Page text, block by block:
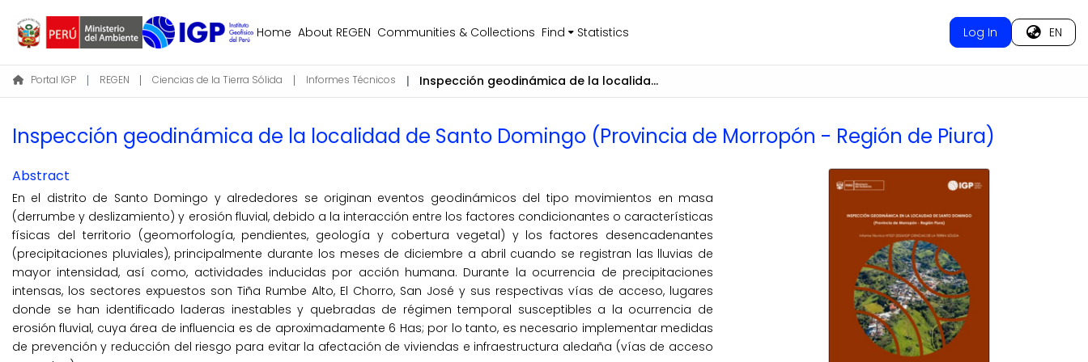
Home About REGEN Communities & Collections Find Statistics Log In EN
Portal IGP REGEN Ciencias de la Tierra Sólida Informes Técnicos Inspección geodinámica de la localidad de Santo Domingo (Provincia de Morropón - Región de Piura)
Inspección geodinámica de la localidad de Santo Domingo (Provincia de Morropón - Región de Piura)
Abstract
En el distrito de Santo Domingo y alrededores se originan eventos geodinámicos del tipo movimientos en masa
(derrumbe y deslizamiento) y erosión fluvial, debido a la interacción entre los factores condicionantes o características
físicas del territorio (geomorfología, pendientes, geología y cobertura vegetal) y los factores desencadenantes
(precipitaciones pluviales), principalmente durante los meses de diciembre a abril cuando se registran las lluvias de
mayor intensidad, así como, actividades inducidas por acción humana. Durante la ocurrencia de precipitaciones
intensas, los sectores expuestos son Tiña Rumbe Alto, El Chorro, San José y sus respectivas vías de acceso, lugares
donde se han identificado laderas inestables y quebradas de régimen temporal susceptibles a la ocurrencia de
erosión fluvial, cuya área de influencia es de aproximadamente 6 Has; por lo tanto, es necesario implementar medidas
de prevención y reducción del riesgo para evitar la afectación de viviendas e infraestructura aledaña (vías de acceso